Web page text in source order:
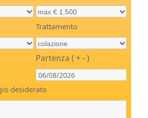
Trattamento
Partenza ( + - )
desiderato